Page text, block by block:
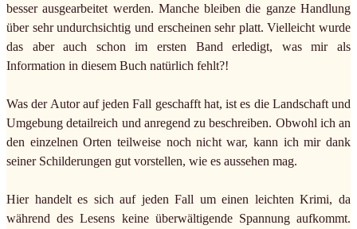
besser ausgearbeitet werden. Manche bleiben die ganze Handlung
über sehr undurchsichtig und erscheinen sehr platt. Vielleicht wurde
das aber auch schon im ersten Band erledigt, was mir als
Information in diesem Buch natürlich fehlt?!
Was der Autor auf jeden Fall geschafft hat, ist es die Landschaft und
Umgebung detailreich und anregend zu beschreiben. Obwohl ich an
den einzelnen Orten teilweise noch nicht war, kann ich mir dank
seiner Schilderungen gut vorstellen, wie es aussehen mag.
Hier handelt es sich auf jeden Fall um einen leichten Krimi, da
während des Lesens keine überwältigende Spannung aufkommt.